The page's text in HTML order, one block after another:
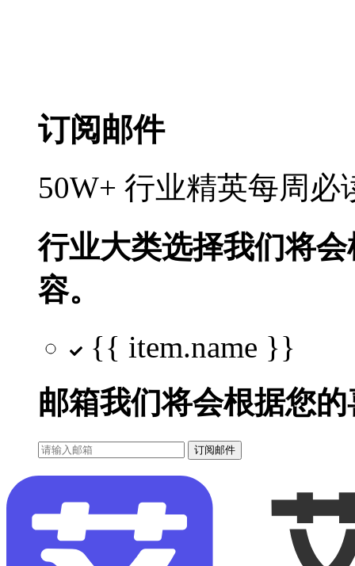
订阅邮件
50W+ 行业精英每周
行业大类选择我们将
容。
{{ item.name }}
邮箱我们将会根据您
订阅邮件